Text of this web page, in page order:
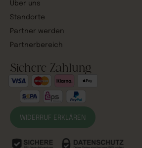
Über uns
Standorte
Partner werden
Partnerbereich
Sichere Zahlung
WIDERRUF ERKLÄREN